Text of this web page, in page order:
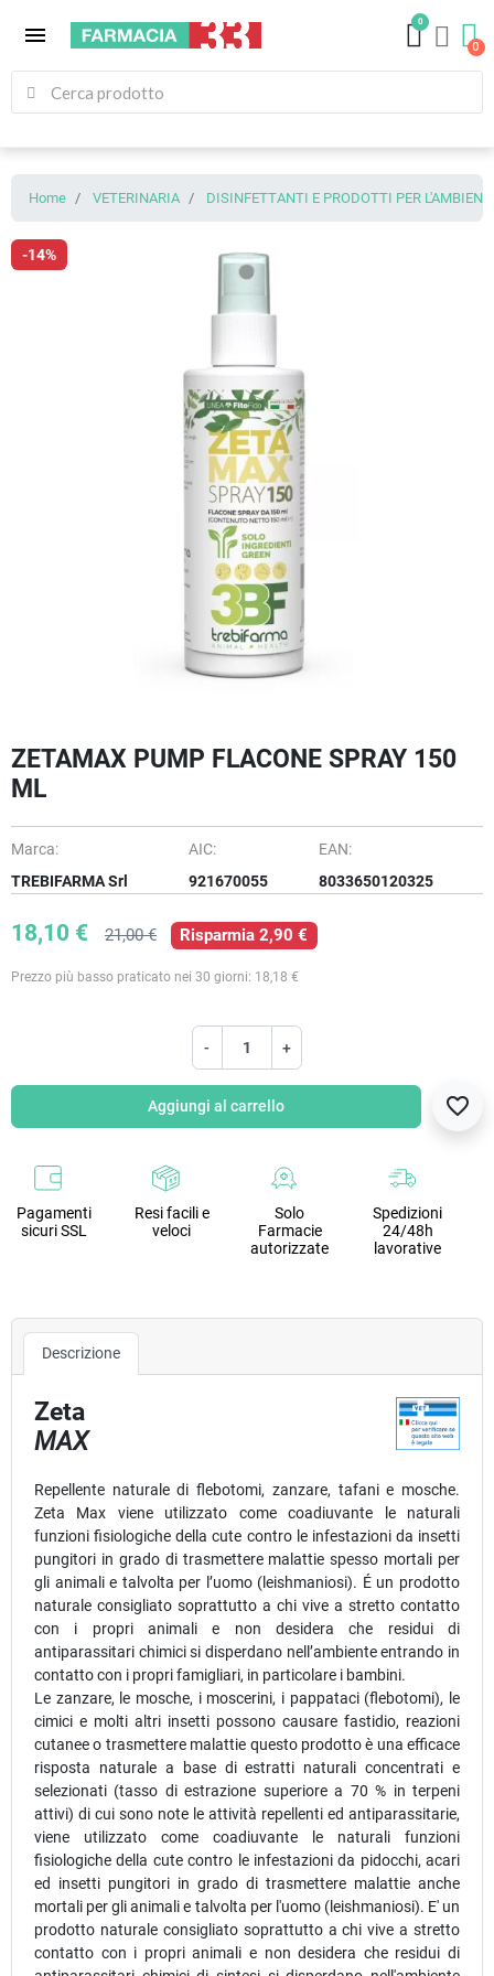
menu
0
Home VETERINARIA DISINFETTANTI E PRODOTTI PER
-14%
ZETAMAX PUMP FLACONE SPRAY 150
ML
Marca:
TREBIFARMA Srl
AIC:
921670055
EAN:
8033650120325
18,10 € 21,00 € Risparmia 2,90 €
Prezzo più basso praticato nei 30 giorni: 18,18 €
- +
Aggiungi al carrello favorite_border
Pagamenti
sicuri SSL
Resi facili e
veloci
Solo
Farmacie
autorizzate
Spedizioni
24/48h
lavorative
Descrizione
Zeta
MAX
Repellente naturale di flebotomi, zanzare, tafani e mosche.
Zeta Max viene utilizzato come coadiuvante le naturali
funzioni fisiologiche della cute contro le infestazioni da insetti
pungitori in grado di trasmettere malattie spesso mortali per
gli animali e talvolta per l’uomo (leishmaniosi). É un prodotto
naturale consigliato soprattutto a chi vive a stretto contatto
con i propri animali e non desidera che residui di
antiparassitari chimici si disperdano nell’ambiente entrando in
contatto con i propri famigliari, in particolare i bambini.
Le zanzare, le mosche, i moscerini, i pappataci (flebotomi), le
cimici e molti altri insetti possono causare fastidio, reazioni
cutanee o trasmettere malattie questo prodotto è una efficace
risposta naturale a base di estratti naturali concentrati e
selezionati (tasso di estrazione superiore a 70 % in terpeni
attivi) di cui sono note le attività repellenti ed antiparassitarie,
viene utilizzato come coadiuvante le naturali funzioni
fisiologiche della cute contro le infestazioni da pidocchi, acari
ed insetti pungitori in grado di trasmettere malattie anche
mortali per gli animali e talvolta per l'uomo (leishmaniosi). E' un
prodotto naturale consigliato soprattutto a chi vive a stretto
contatto con i propri animali e non desidera che residui di